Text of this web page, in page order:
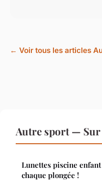
← Voir tous les articles
Autre sport — Sur
Lunettes piscine
chaque plongée !